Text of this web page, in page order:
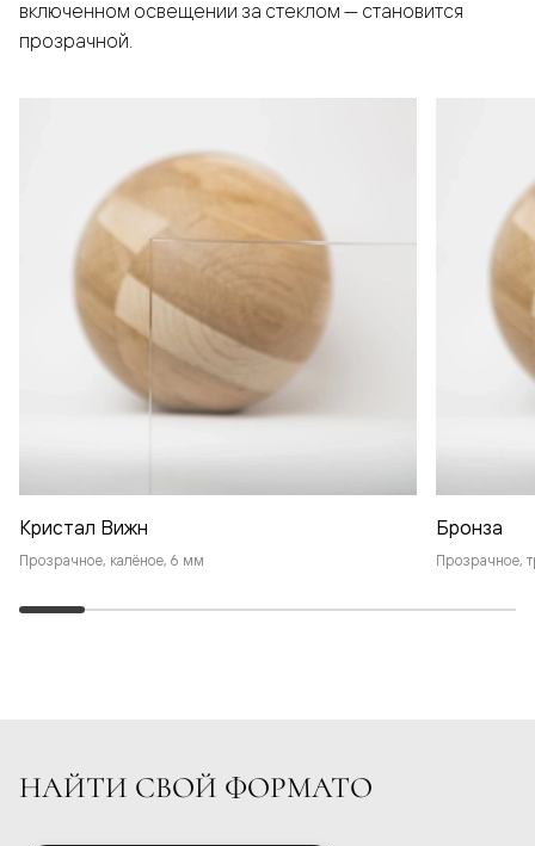
включенном освещении за стеклом — становится
прозрачной.
Кристал Вижн
Прозрачное, калёное, 6 мм
Бронза
Прозрачное,
НАЙТИ СВОЙ ФОРМАТО